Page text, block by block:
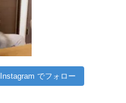
Instagram でフォロー